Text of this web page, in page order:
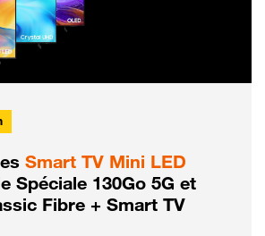
Smart TV Mini LED
Spéciale 130Go 5G et
Fibre + Smart TV